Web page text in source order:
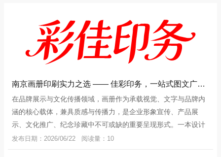
南京画册印刷实力之选 —— 佳彩印务，一站式图文广告服务专家
在品牌展示与文化传播领域，画册作为承载视觉、文字与品牌内
涵的核心载体，兼具质感与传播力，是企业形象宣传、产品展
示、文化推广、纪念珍藏中不可或缺的重要呈现形式。一本设计
精美、印刷精良、工艺考究的画册，不
发布日期：2026/06/22 阅读量：10